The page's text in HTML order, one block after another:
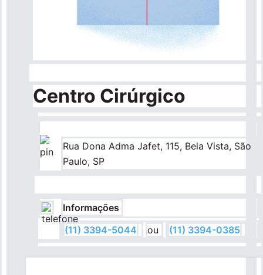
Pronto Atendimento
Nossas Unidades
Fale Conosco
International Patient
Navegação
principal
Sobre
Para você
Centro Cirúrgico
Rua Dona Adma Jafet, 115, Bela Vista, São
Paulo, SP
Informações
(11) 3394-5044
ou (11) 3394-0385